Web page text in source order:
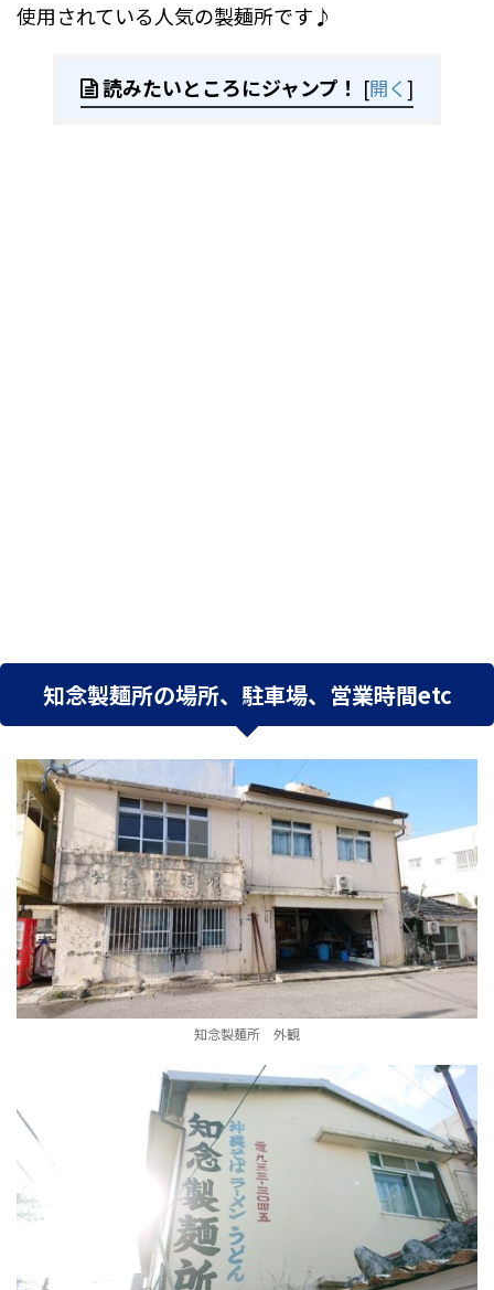
使用されている人気の製麺所です♪
読みたいところにジャンプ！ [開く ]
知念製麺所の場所、駐車場、営業時間etc
知念製麺所 外観